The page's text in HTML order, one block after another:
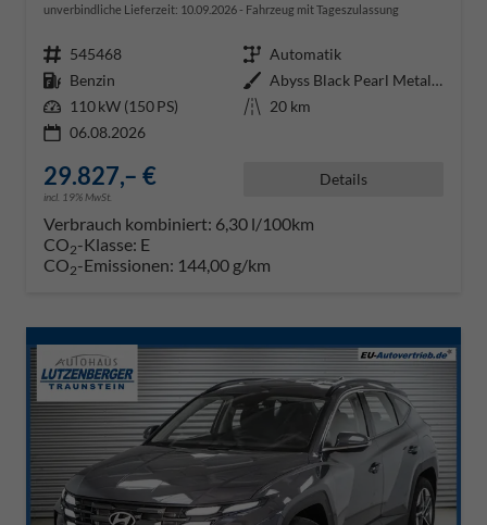
unverbindliche Lieferzeit: 10.09.2026 Fahrzeug mit Tageszulassung
Fahrzeugnr. 545468 Getriebe Automatik
Kraftstoff Benzin Außenfarbe
Abyss Black Pearl Metallic ()
Leistung 110 kW (150 PS) Kilometerstand 20 km
06.08.2026
29.827,– €
incl. 19% MwSt.
Details
Verbrauch kombiniert: 6,30 l/100km
CO2-Klasse: E
CO2-Emissionen: 144,00 g/km